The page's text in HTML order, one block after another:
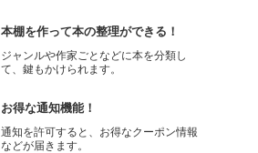
本棚を作って本の整理ができる！
ジャンルや作家ごとなどに本を分類し
て、鍵もかけられます。
お得な通知機能！
通知を許可すると、お得なクーポン情報
などが届きます。